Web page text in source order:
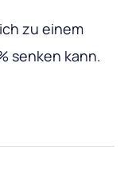
zu einem
senken kann.